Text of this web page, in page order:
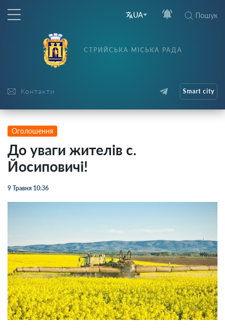
UA Пошук
Контакти
СТРИЙСЬКА МІСЬКА РАДА
Smart city
Оголошення
До уваги жителів с.
Йосиповичі!
9 Травня 10:36